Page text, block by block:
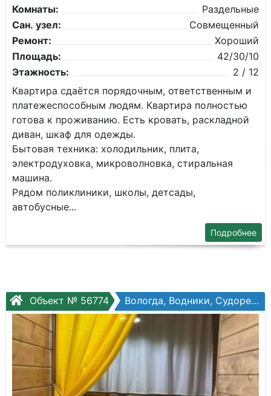
Комнаты:
Раздельные
Сан. узел:
Совмещенный
Ремонт:
Хороший
Площадь:
42/30/10
Этажность:
2 / 12
Квартира сдаётся порядочным, ответственным и
платежеспособным людям. Квартира полностью
готова к проживанию. Есть кровать, раскладной
диван, шкаф для одежды.
Бытовая техника: холодильник, плита,
электродуховка, микроволновка, стиральная
машина.
Рядом поликлиники, школы, детсады,
автобусные...
Подробнее
Объект № 56774 Вологда, Водники, Судоремонтная ул, №4а